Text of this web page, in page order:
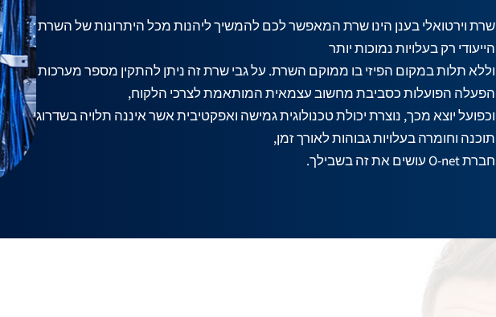
שרת וירטואלי בענן הינו שרת המאפשר לכם להמשיך ליהנות מכל היתרונות של השרת
הייעודי רק בעלויות נמוכות יותר
וללא תלות במקום הפיזי בו ממוקם השרת. על גבי שרת זה ניתן להתקין מספר מערכות
הפעלה הפועלות כסביבת מחשוב עצמאית המותאמת לצרכי הלקוח,
וכפועל יוצא מכך, נוצרת יכולת טכנולוגית גמישה ואפקטיבית אשר איננה תלויה בשדרוגי
תוכנה וחומרה בעלויות גבוהות לאורך זמן,
חברת O-net עושים את זה בשבילך.